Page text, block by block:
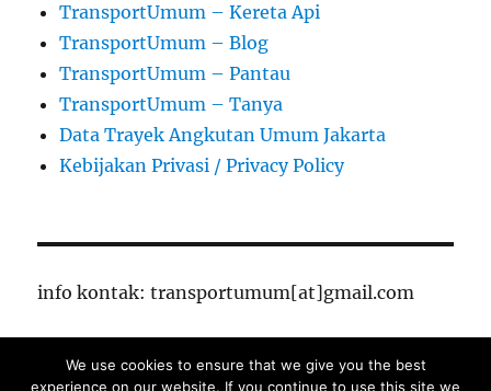
TransportUmum – Kereta Api
TransportUmum – Blog
TransportUmum – Pantau
TransportUmum – Tanya
Data Trayek Angkutan Umum Jakarta
Kebijakan Privasi / Privacy Policy
info kontak: transportumum[at]gmail.com
TransportUmum – Jakarta Proudly powered by
We use cookies to ensure that we give you the best
experience on our website. If you continue to use this site we